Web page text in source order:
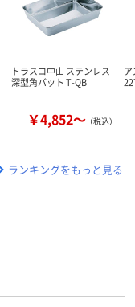
トラスコ中山 ステンレス
深型角バット T-QB
￥4,852～ （税込）
ランキングをもっと見る